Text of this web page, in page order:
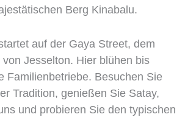
Berg Kinabalu.
auf der Gaya Street, dem
Jesselton. Hier blühen bis
Familienbetriebe. Besuchen Sie
Tradition, genießen Sie Satay,
und probieren Sie den typischen